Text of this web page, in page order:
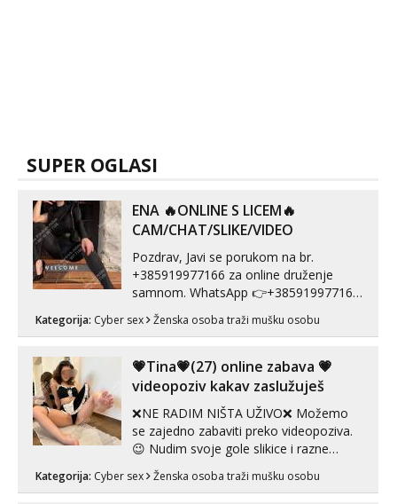
SUPER OGLASI
ENA 🔥ONLINE S LICEM🔥
CAM/CHAT/SLIKE/VIDEO
Pozdrav, Javi se porukom na br.
+385919977166 za online druženje
samnom. WhatsApp 👉+385919977166
Telegram 👉@enafriedrichkis Radim
videopozive s licem, solo i s partnerom,
kombinacije halteri, haljine, štikle,
samostojeće itd. Nudim svakakva videa
seksa, puš...
Kategorija: Cyber sex Ženska osoba traži mušku osobu
💗Tina💗(27) online zabava 💗
videopoziv kakav zaslužuješ
❌NE RADIM NIŠTA UŽIVO❌ Možemo
se zajedno zabaviti preko videopoziva.
😉 Nudim svoje gole slikice i razne
videouradke. 🤩 Za online zabavu pošalji
poruku na Whatsapp, Telegram ili Viber.
Kategorija: Cyber sex Ženska osoba traži mušku osobu